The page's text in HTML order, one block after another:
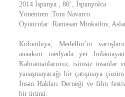
2014 İspanya , 80’, İspanyolca
Yönetmen :Toni Navarro
Oyuncular :Ramasan Minkailov,
Kolombiya, Medellin’in
anaakım medyada yer
Kahramanlarımız, isimsiz insanlar
yanaşmayacağı bir çatışmaya
İnsan Hakları Derneği ve film
bir ürünü.